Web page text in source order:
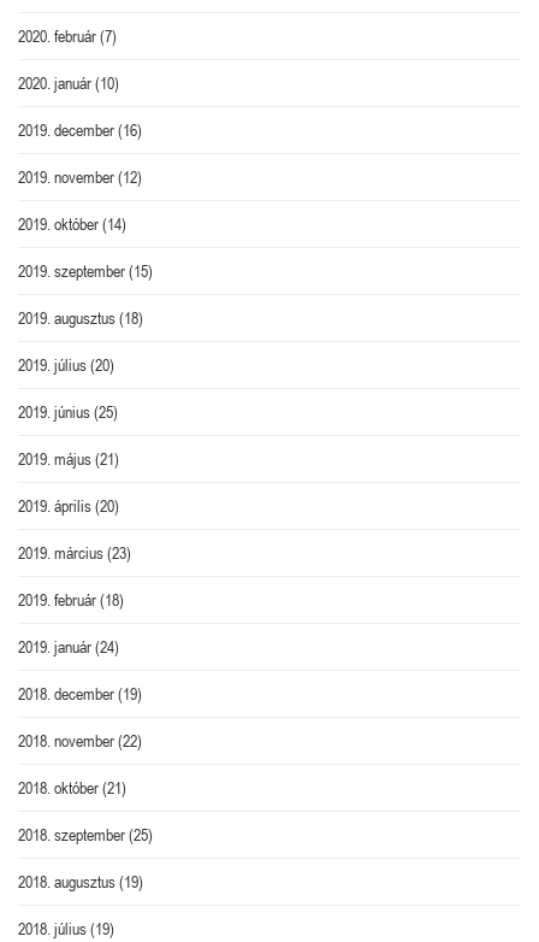
2020. február(7)
2020. január(10)
2019. december(16)
2019. november(12)
2019. október(14)
2019. szeptember(15)
2019. augusztus(18)
2019. július(20)
2019. június(25)
2019. május(21)
2019. április(20)
2019. március(23)
2019. február(18)
2019. január(24)
2018. december(19)
2018. november(22)
2018. október(21)
2018. szeptember(25)
2018. augusztus(19)
2018. július(19)